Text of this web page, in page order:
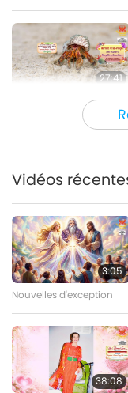
27:41
Le monde des animaux
25:30
habitants
28:46
habitants
Vidéos
3:05
Nouvelles d'exception
38:08